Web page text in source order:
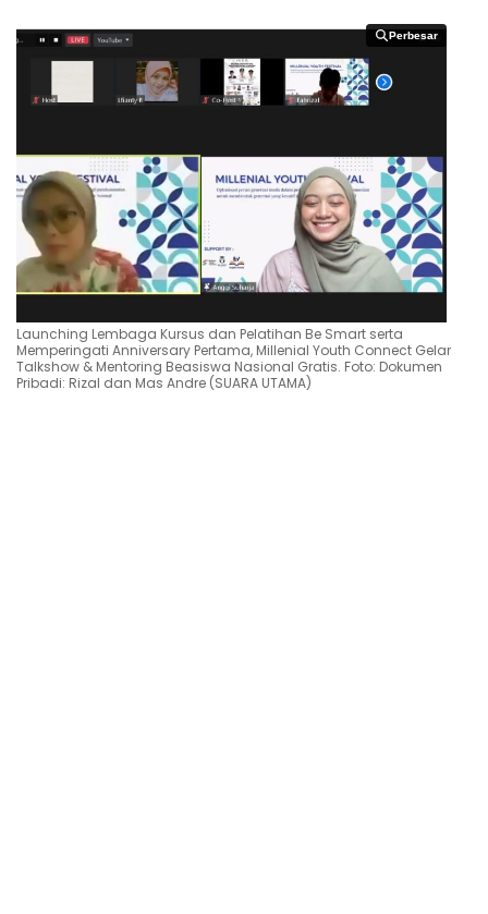
Perbesar
Perbesar
Launching Lembaga Kursus dan Pelatihan Be Smart serta
Memperingati Anniversary Pertama, Millenial Youth Connect Gelar
Talkshow & Mentoring Beasiswa Nasional Gratis. Foto: Dokumen
Pribadi: Rizal dan Mas Andre (SUARA UTAMA)